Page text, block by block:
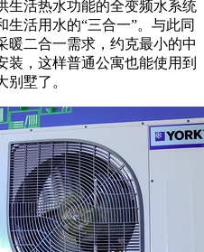
生活热水功能的全变频水系统
活用水的“三合一”。与此同
暖二合一需求，约克最小的中
装，这样普通公寓也能使用到
墅了。